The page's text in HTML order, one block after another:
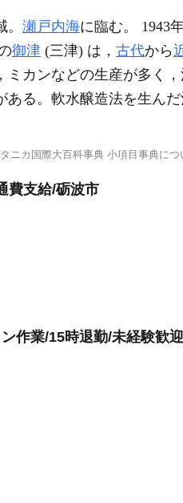
瀬戸内海に臨む。 1943
御津 (三津) は， 古代から
ミカンなどの生産が多く
る。軟水醸造法を生ん
ニカ国際大百科事典 小項目事典に
費支給/砺波市
作業/15時退勤/未経験歓迎